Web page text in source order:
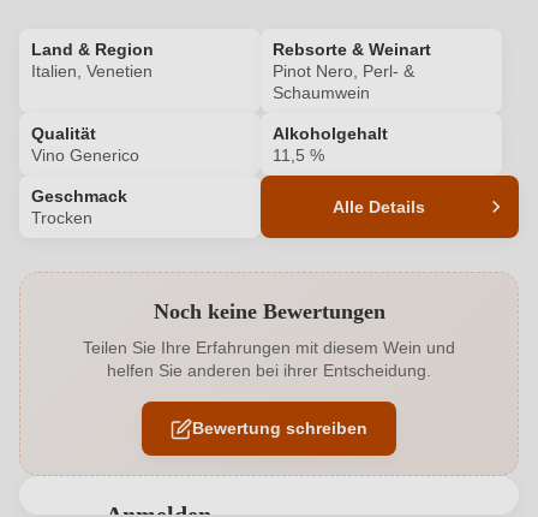
Land & Region
Italien, Venetien
Rebsorte & Weinart
Pinot Nero, Perl- &
Schaumwein
Qualität
Vino Generico
Alkoholgehalt
11,5 %
Geschmack
Trocken
Alle Details
Alkoholgehalt in % 11,5 %
Allergene Enthält Sulfite
Flaschenverschluss Andere
Noch keine Bewertungen
Teilen Sie Ihre Erfahrungen mit diesem Wein und
helfen Sie anderen bei ihrer Entscheidung.
Bewertung schreiben